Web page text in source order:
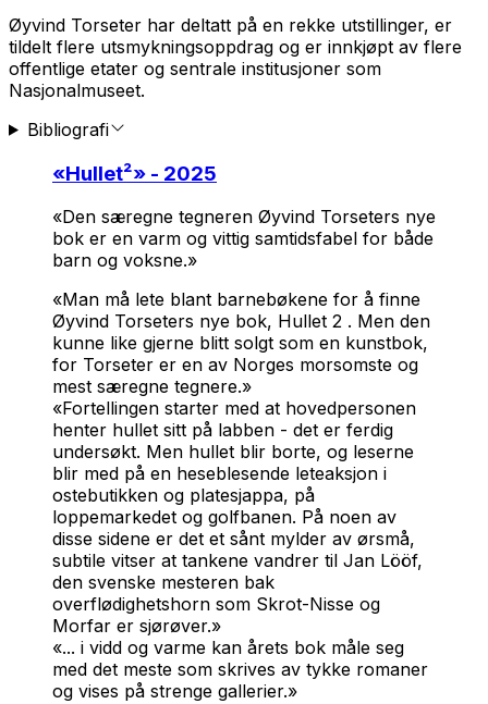
Øyvind Torseter har deltatt på en rekke utstillinger, er
tildelt flere utsmykningsoppdrag og er innkjøpt av flere
offentlige etater og sentrale institusjoner som
Nasjonalmuseet.
Bibliografi
«Hullet²» - 2025
«Den særegne tegneren Øyvind Torseters nye
bok er en varm og vittig samtidsfabel for både
barn og voksne.»
«Man må lete blant barnebøkene for å finne
Øyvind Torseters nye bok, Hullet 2 . Men den
kunne like gjerne blitt solgt som en kunstbok,
for Torseter er en av Norges morsomste og
mest særegne tegnere.»
«Fortellingen starter med at hovedpersonen
henter hullet sitt på labben - det er ferdig
undersøkt. Men hullet blir borte, og leserne
blir med på en heseblesende leteaksjon i
ostebutikken og platesjappa, på
loppemarkedet og golfbanen. På noen av
disse sidene er det et sånt mylder av ørsmå,
subtile vitser at tankene vandrer til Jan Lööf,
den svenske mesteren bak
overflødighetshorn som Skrot-Nisse og
Morfar er sjørøver.»
«... i vidd og varme kan årets bok måle seg
med det meste som skrives av tykke romaner
og vises på strenge gallerier.»